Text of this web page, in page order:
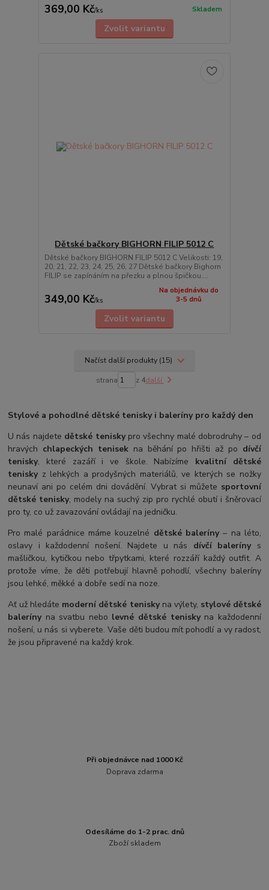
369,00 Kč/ks Skladem
Zvolit variantu
Dětské bačkory BIGHORN FILIP 5012 C
Dětské bačkory BIGHORN FILIP 5012 C Velikosti: 19,
20, 21, 22, 23, 24, 25, 26, 27 Dětské bačkory Bighorn
FILIP se zapínáním na přezku a plnou špičkou....
349,00 Kč/ks
Na objednávku do
3-5 dnů
Zvolit variantu
Načíst další produkty (15)
strana z 4další
Stylové a pohodlné dětské tenisky i baleríny pro každý den
U nás najdete dětské teniskypro všechny malé dobrodruhy – od
hravých chlapeckých tenisekna běhání po hřišti až po dívčí
tenisky, které zazáří i ve škole. Nabízíme kvalitní dětské
teniskyz lehkých a prodyšných materiálů, ve kterých se nožky
neunaví ani po celém dni dovádění. Vybrat si můžete sportovní
dětské tenisky, modely na suchý zip pro rychlé obutí i šněrovací
pro ty, co už zavazování ovládají na jedničku.
Pro malé parádnice máme kouzelné dětské baleríny– na léto,
oslavy i každodenní nošení. Najdete u nás dívčí balerínys
mašličkou, kytičkou nebo třpytkami, které rozzáří každý outfit. A
protože víme, že děti potřebují hlavně pohodlí, všechny baleríny
jsou lehké, měkké a dobře sedí na noze.
Ať už hledáte moderní dětské teniskyna výlety, stylové dětské
balerínyna svatbu nebo levné dětské teniskyna každodenní
nošení, u nás si vyberete. Vaše děti budou mít pohodlí a vy radost,
že jsou připravené na každý krok.
Při objednávce nad 1000 Kč
Doprava zdarma
Odesíláme do 1-2 prac. dnů
Zboží skladem